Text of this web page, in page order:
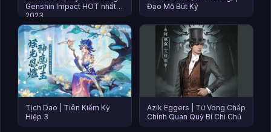
Genshin Impact HOT nhất
2023
Đạo Mộ Bút Ký
Tịch Dao | Tiên Kiếm Kỳ
Hiệp 3
Azik Eggers | Tử Vong Chấp
Chính Quan Quỷ Bí Chi Chủ